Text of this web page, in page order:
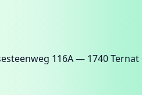
116A— 1740 Ternat